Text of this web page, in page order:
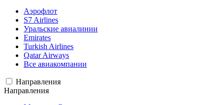
Аэрофлот
S7 Airlines
Уральские авиалинии
Emirates
Turkish Airlines
Qatar Airways
Все авиакомпании
Направления
Направления